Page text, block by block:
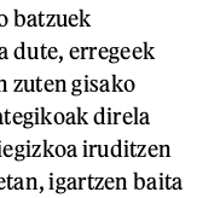
batzuek
dute, erregeek
zuten gisako
direla
iruditzen
igartzen baita